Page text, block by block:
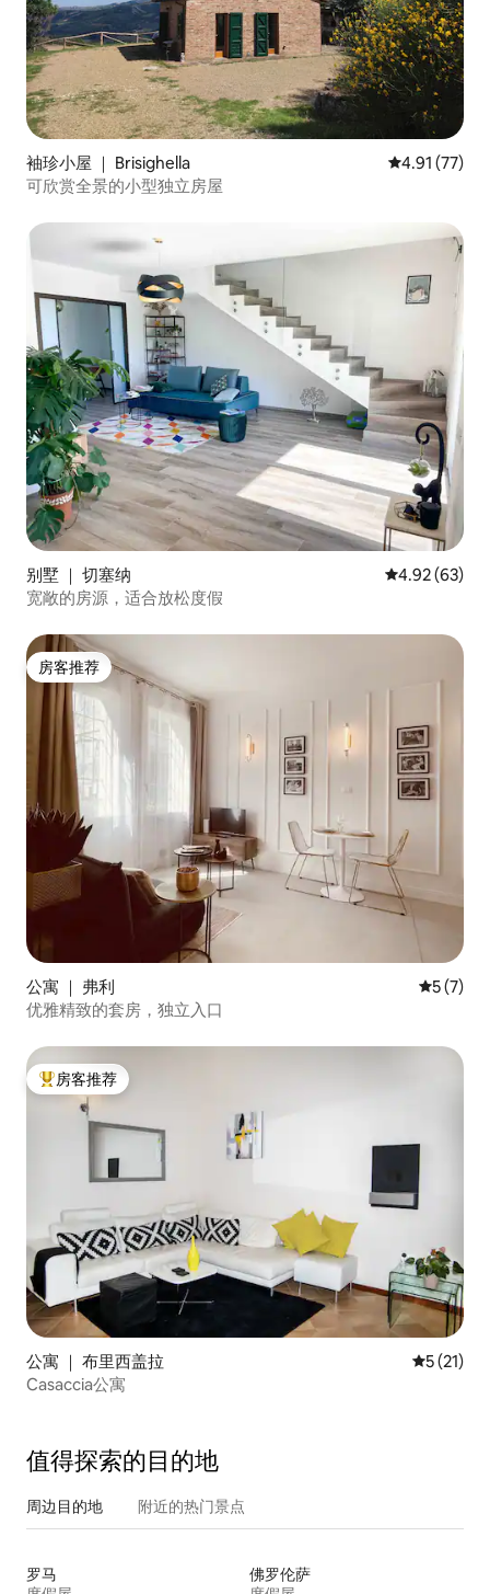
袖珍小屋 ｜ Brisighella 平均评分
4.91 (77)
可欣赏全景的小型独立房屋
别墅 ｜ 切塞纳 平均评分
4.92 (63)
宽敞的房源，适合放松度假
房客推荐
房客推荐
公寓 ｜ 弗利 平均评分
5 (7)
优雅精致的套房，独立入口
热门「房客推荐」
房客推荐
公寓 ｜ 布里西盖拉 平均评分
5 (21)
Casaccia公寓
值得探索的目的地
周边目的地 附近的热门景点
罗马
佛罗伦萨